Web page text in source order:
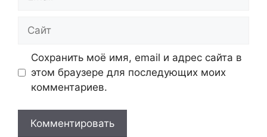
Сохранить моё имя, email и адрес сайта в
этом браузере для последующих моих
комментариев.